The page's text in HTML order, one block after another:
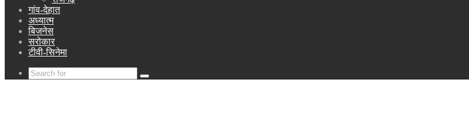
गांव-देहात
अध्यात्म
बिजनेस
सरोकार
टीवी-सिनेमा
Search